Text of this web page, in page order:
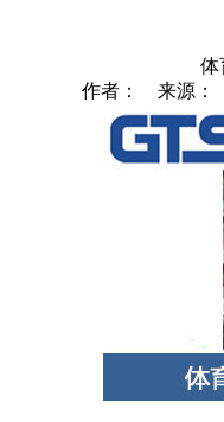
体
作者： 来源：